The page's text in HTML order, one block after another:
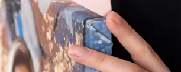
Ваш город:
Ваш регион доставки
Выберите из списка: